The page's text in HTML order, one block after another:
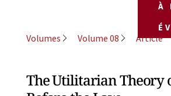
À
Volumes Volume 08 Article
The Utilitarian Theory